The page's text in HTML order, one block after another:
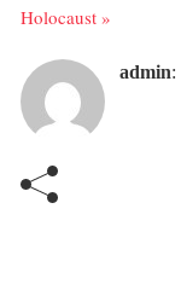
Holocaust »
admin: